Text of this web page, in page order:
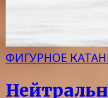
ФИГУРНОЕ